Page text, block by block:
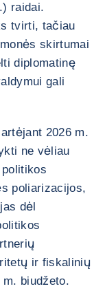
raidai.
tvirti, tačiau
skirtumai
diplomatinę
gali
2026 m.
ne vėliau
poliarizacijos,
dėl
ir fiskalinių
biudžeto.